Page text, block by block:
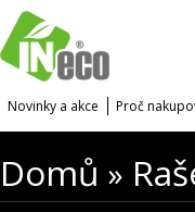
Novinky a akce Proč
Domů »